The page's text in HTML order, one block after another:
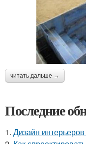
читать дальше →
Последние
1. Дизайн